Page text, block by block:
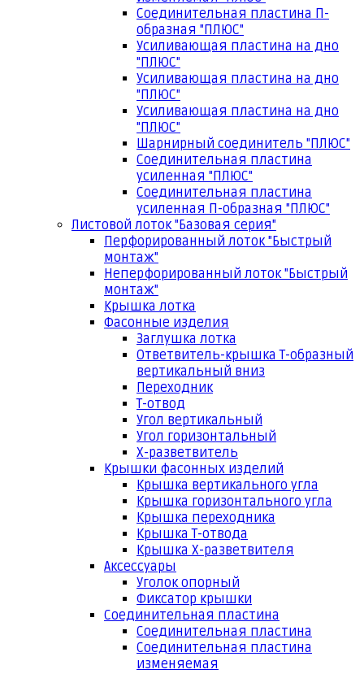
Соединительная пластина П-
образная "ПЛЮС"
Усиливающая пластина на дно
"ПЛЮС"
Усиливающая пластина на дно
"ПЛЮС"
Усиливающая пластина на дно
"ПЛЮС"
Шарнирный соединитель "ПЛЮС"
Соединительная пластина
усиленная "ПЛЮС"
Соединительная пластина
усиленная П-образная "ПЛЮС"
Листовой лоток "Базовая серия"
Перфорированный лоток "Быстрый
монтаж"
Неперфорированный лоток "Быстрый
монтаж"
Крышка лотка
Фасонные изделия
Заглушка лотка
Ответвитель-крышка Т-образный
вертикальный вниз
Переходник
Т-отвод
Угол вертикальный
Угол горизонтальный
Х-разветвитель
Крышки фасонных изделий
Крышка вертикального угла
Крышка горизонтального угла
Крышка переходника
Крышка Т-отвода
Крышка Х-разветвителя
Аксессуары
Уголок опорный
Фиксатор крышки
Соединительная пластина
Соединительная пластина
Соединительная пластина
изменяемая